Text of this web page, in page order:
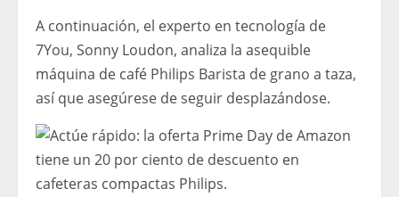
A continuación, el experto en tecnología de
7You, Sonny Loudon, analiza la asequible
máquina de café Philips Barista de grano a taza,
así que asegúrese de seguir desplazándose.